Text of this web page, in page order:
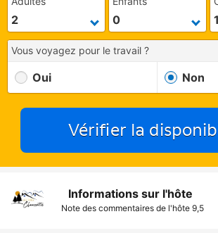
Vous voyagez pour le travail ?
Oui Non
Vérifier la
Informations sur l'hôte
Note des commentaires de l'hôte 9,5